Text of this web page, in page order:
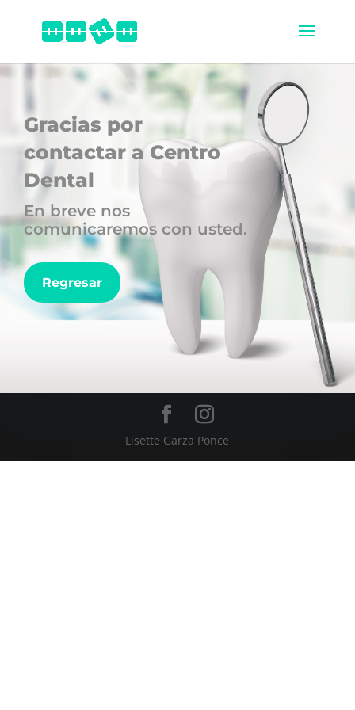
Gracias por
contactar a Centro
Dental
En breve nos
comunicaremos con usted.
Regresar
Lisette Garza Ponce